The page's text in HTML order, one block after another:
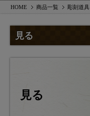
HOME 商品一覧 彫刻道具
見る
見る